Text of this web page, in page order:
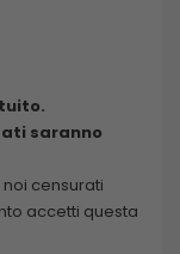
saranno
censurati
accetti questa